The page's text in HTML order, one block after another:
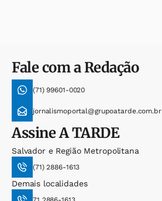
Fale com a Redação
(71) 99601-0020
jornalismoportal@grupoatarde.com.br
AssineA TARDE
Salvador e Região Metropolitana
(71) 2886-1613
Demais localidades